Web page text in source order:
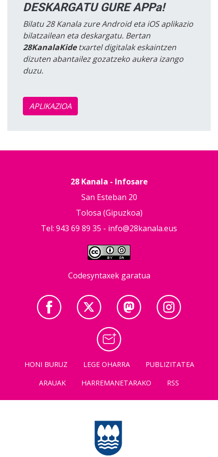
DESKARGATU GURE APPa!
Bilatu 28 Kanala zure Android eta iOS aplikazio
bilatzailean eta deskargatu. Bertan
28KanalaKidetxartel digitalak eskaintzen
dizuten abantailez gozatzeko aukera izango
duzu.
APLIKAZIOA
28 Kanala - Infosare
San Esteban 20
Tolosa (Gipuzkoa)
Tel: 943 69 89 35 - info@28kanala.eus
Codesyntaxek garatua
HONI BURUZ LEGE OHARRA
PUBLIZITATEA
ARAUAK
HARREMANETARAKO RSS